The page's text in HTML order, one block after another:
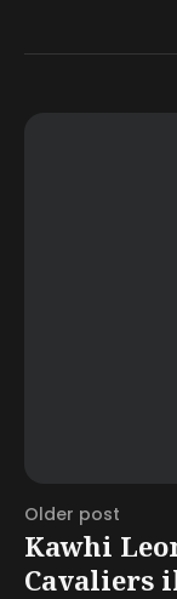
Older post
Kawhi
Cavaliers